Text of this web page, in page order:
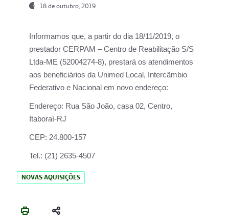
18 de outubro, 2019
Informamos que, a partir do dia 18/11/2019, o
prestador CERPAM – Centro de Reabilitação S/S
Ltda-ME (52004274-8), prestará os atendimentos
aos beneficiários da Unimed Local, Intercâmbio
Federativo e Nacional em novo endereço:
Endereço: Rua São João, casa 02, Centro,
Itaboraí-RJ
CEP: 24.800-157
Tel.: (21) 2635-4507
NOVAS AQUISIÇÕES